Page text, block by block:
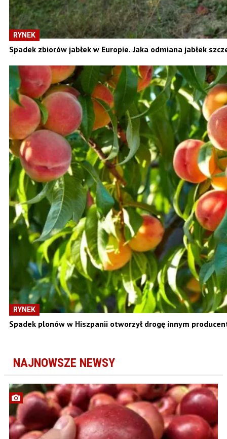
RYNEK
Spadek zbiorów jabłek w Europie. Jaka odmiana jabłek
RYNEK
Spadek plonów w Hiszpanii otworzył drogę innym
NAJNOWSZE NEWSY